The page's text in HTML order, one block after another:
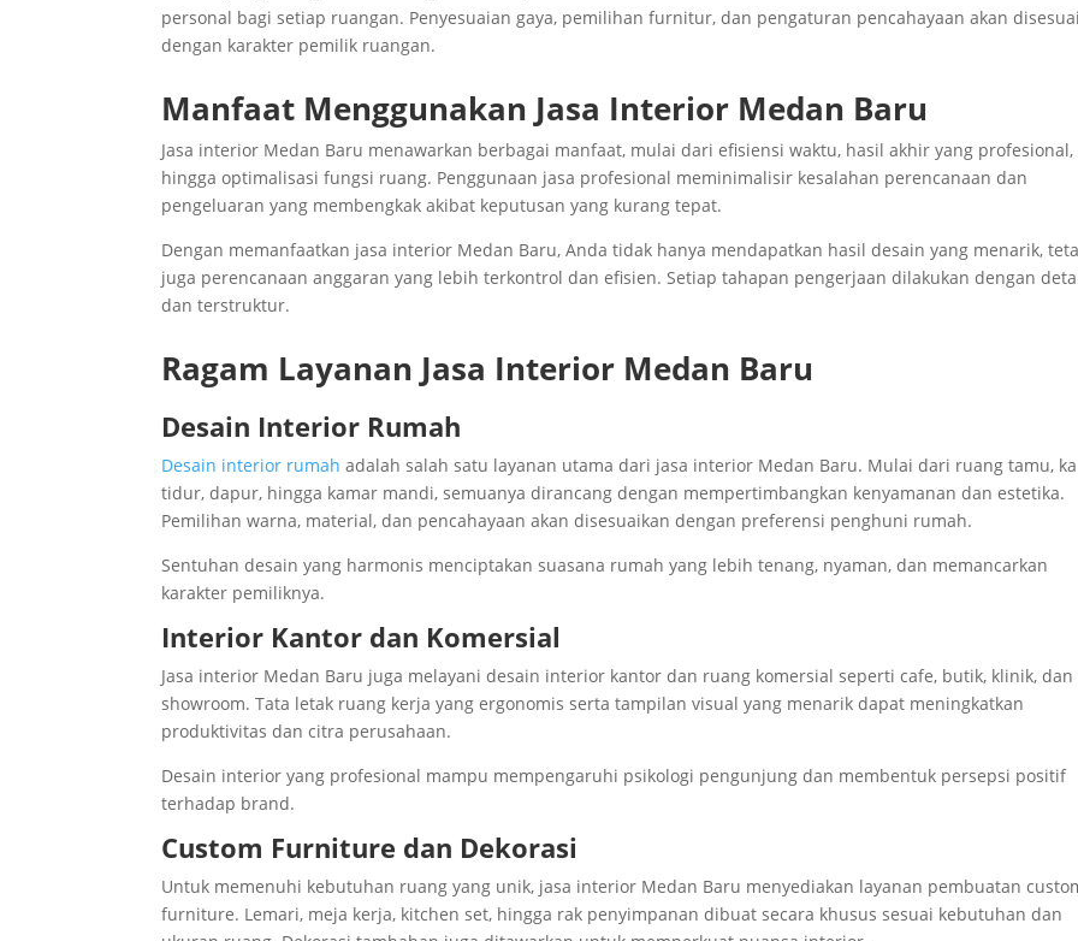
personal bagi setiap ruangan. Penyesuaian gaya, pemilihan furnitur, dan pengaturan pencahayaan akan
dengan karakter pemilik ruangan.
Manfaat Menggunakan Jasa Interior Medan Baru
Jasa interior Medan Baru menawarkan berbagai manfaat, mulai dari efisiensi waktu, hasil akhir yang profesional,
hingga optimalisasi fungsi ruang. Penggunaan jasa profesional meminimalisir kesalahan perencanaan dan
pengeluaran yang membengkak akibat keputusan yang kurang tepat.
Dengan memanfaatkan jasa interior Medan Baru, Anda tidak hanya mendapatkan hasil desain yang menarik,
juga perencanaan anggaran yang lebih terkontrol dan efisien. Setiap tahapan pengerjaan dilakukan dengan
dan terstruktur.
Ragam Layanan Jasa Interior Medan Baru
Desain Interior Rumah
Desain interior rumah adalah salah satu layanan utama dari jasa interior Medan Baru. Mulai dari ruang tamu,
tidur, dapur, hingga kamar mandi, semuanya dirancang dengan mempertimbangkan kenyamanan dan estetika.
Pemilihan warna, material, dan pencahayaan akan disesuaikan dengan preferensi penghuni rumah.
Sentuhan desain yang harmonis menciptakan suasana rumah yang lebih tenang, nyaman, dan memancarkan
karakter pemiliknya.
Interior Kantor dan Komersial
Jasa interior Medan Baru juga melayani desain interior kantor dan ruang komersial seperti cafe, butik, klinik, dan
showroom. Tata letak ruang kerja yang ergonomis serta tampilan visual yang menarik dapat meningkatkan
produktivitas dan citra perusahaan.
Desain interior yang profesional mampu mempengaruhi psikologi pengunjung dan membentuk persepsi positif
terhadap brand.
Custom Furniture dan Dekorasi
Untuk memenuhi kebutuhan ruang yang unik, jasa interior Medan Baru menyediakan layanan pembuatan
furniture. Lemari, meja kerja, kitchen set, hingga rak penyimpanan dibuat secara khusus sesuai kebutuhan dan